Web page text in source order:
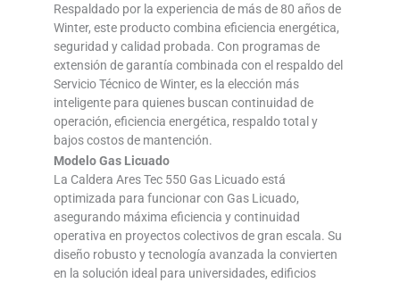
Respaldado por la experiencia de más de 80 años de
Winter, este producto combina eficiencia energética,
seguridad y calidad probada. Con programas de
extensión de garantía combinada con el respaldo del
Servicio Técnico de Winter, es la elección más
inteligente para quienes buscan continuidad de
operación, eficiencia energética, respaldo total y
bajos costos de mantención.
Modelo Gas Licuado
La Caldera Ares Tec 550 Gas Licuado está
optimizada para funcionar con Gas Licuado,
asegurando máxima eficiencia y continuidad
operativa en proyectos colectivos de gran escala. Su
diseño robusto y tecnología avanzada la convierten
en la solución ideal para universidades, edificios